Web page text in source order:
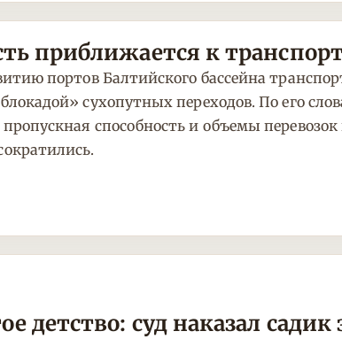
приближается к
портов Балтийского бассейна
сухопутных переходов. По его
способность и объемы
детство: суд наказал